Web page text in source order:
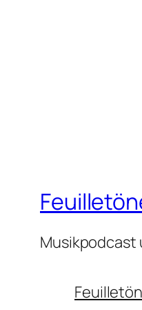
Musikpodcast